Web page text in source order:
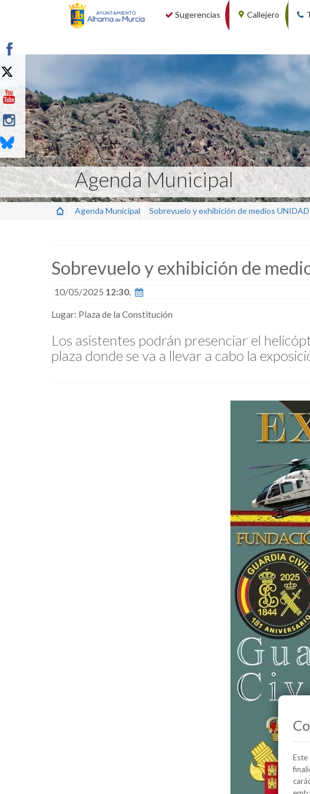
Sugerencias Callejero
Agenda Municipal
Agenda Municipal Sobrevuelo y exhibición de medios
Sobrevuelo y exhibición de
10/05/2025 12:30.
Lugar: Plaza de la Constitución
Los asistentes podrán presenciar el
plaza donde se va a llevar a cabo la